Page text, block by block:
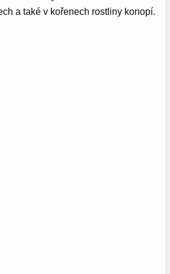
a také v kořenech rostliny konopí.